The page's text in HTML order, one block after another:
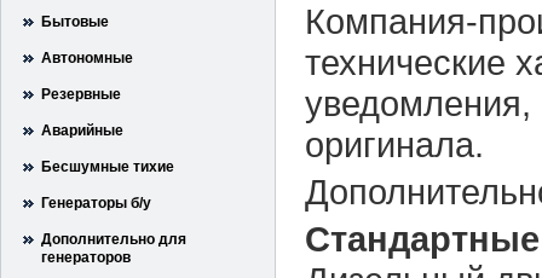
Бытовые
Автономные
Резервные
Аварийные
Бесшумные тихие
Генераторы б/у
Дополнительно для
генераторов
Компания-
технические
уведомления,
оригинала.